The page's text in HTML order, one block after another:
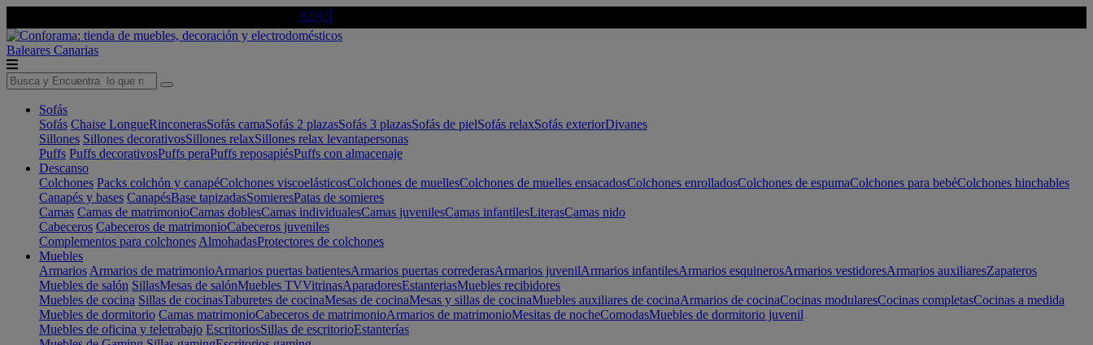
AQUÍ
Baleares Canarias
Sofás
Sofás Chaise LongueRinconerasSofás camaSofás 2 plazasSofás 3 plazasSofás de pielSofás relaxSofás exteriorDivanes
Sillones Sillones decorativosSillones relaxSillones relax levantapersonas
Puffs Puffs decorativosPuffs peraPuffs reposapiésPuffs con almacenaje
Descanso
Colchones Packs colchón y canapéColchones viscoelásticosColchones de muellesColchones de muelles ensacadosColchones enrolladosColchones de espumaColchones para bebéColchones hinchables
Canapés y bases CanapésBase tapizadasSomieresPatas de somieres
Camas Camas de matrimonioCamas doblesCamas individualesCamas juvenilesCamas infantilesLiterasCamas nido
Cabeceros Cabeceros de matrimonioCabeceros juveniles
Complementos para colchones AlmohadasProtectores de colchones
Muebles
Armarios Armarios de matrimonioArmarios puertas batientesArmarios puertas correderasArmarios juvenilArmarios infantilesArmarios esquinerosArmarios vestidoresArmarios auxiliaresZapateros
Muebles de salón SillasMesas de salónMuebles TVVitrinasAparadoresEstanteriasMuebles recibidores
Muebles de cocina Sillas de cocinasTaburetes de cocinaMesas de cocinaMesas y sillas de cocinaMuebles auxiliares de cocinaArmarios de cocinaCocinas modularesCocinas completasCocinas a medida
Muebles de dormitorio Camas matrimonioCabeceros de matrimonioArmarios de matrimonioMesitas de nocheComodasMuebles de dormitorio juvenil
Muebles de oficina y teletrabajo EscritoriosSillas de escritorioEstanterías